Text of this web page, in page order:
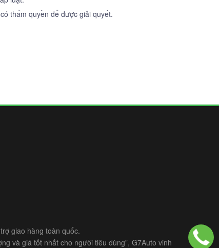
thẩm quyền để được giải quyết.
giao hàng toàn quốc.
và giá tốt nhất cho người tiêu dùng”, G7Auto vinh